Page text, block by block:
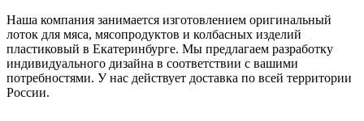
Наша компания занимается изготовлением оригинальный
лоток для мяса, мясопродуктов и колбасных изделий
пластиковый в Екатеринбурге. Мы предлагаем разработку
индивидуального дизайна в соответствии с вашими
потребностями. У нас действует доставка по всей территории
России.